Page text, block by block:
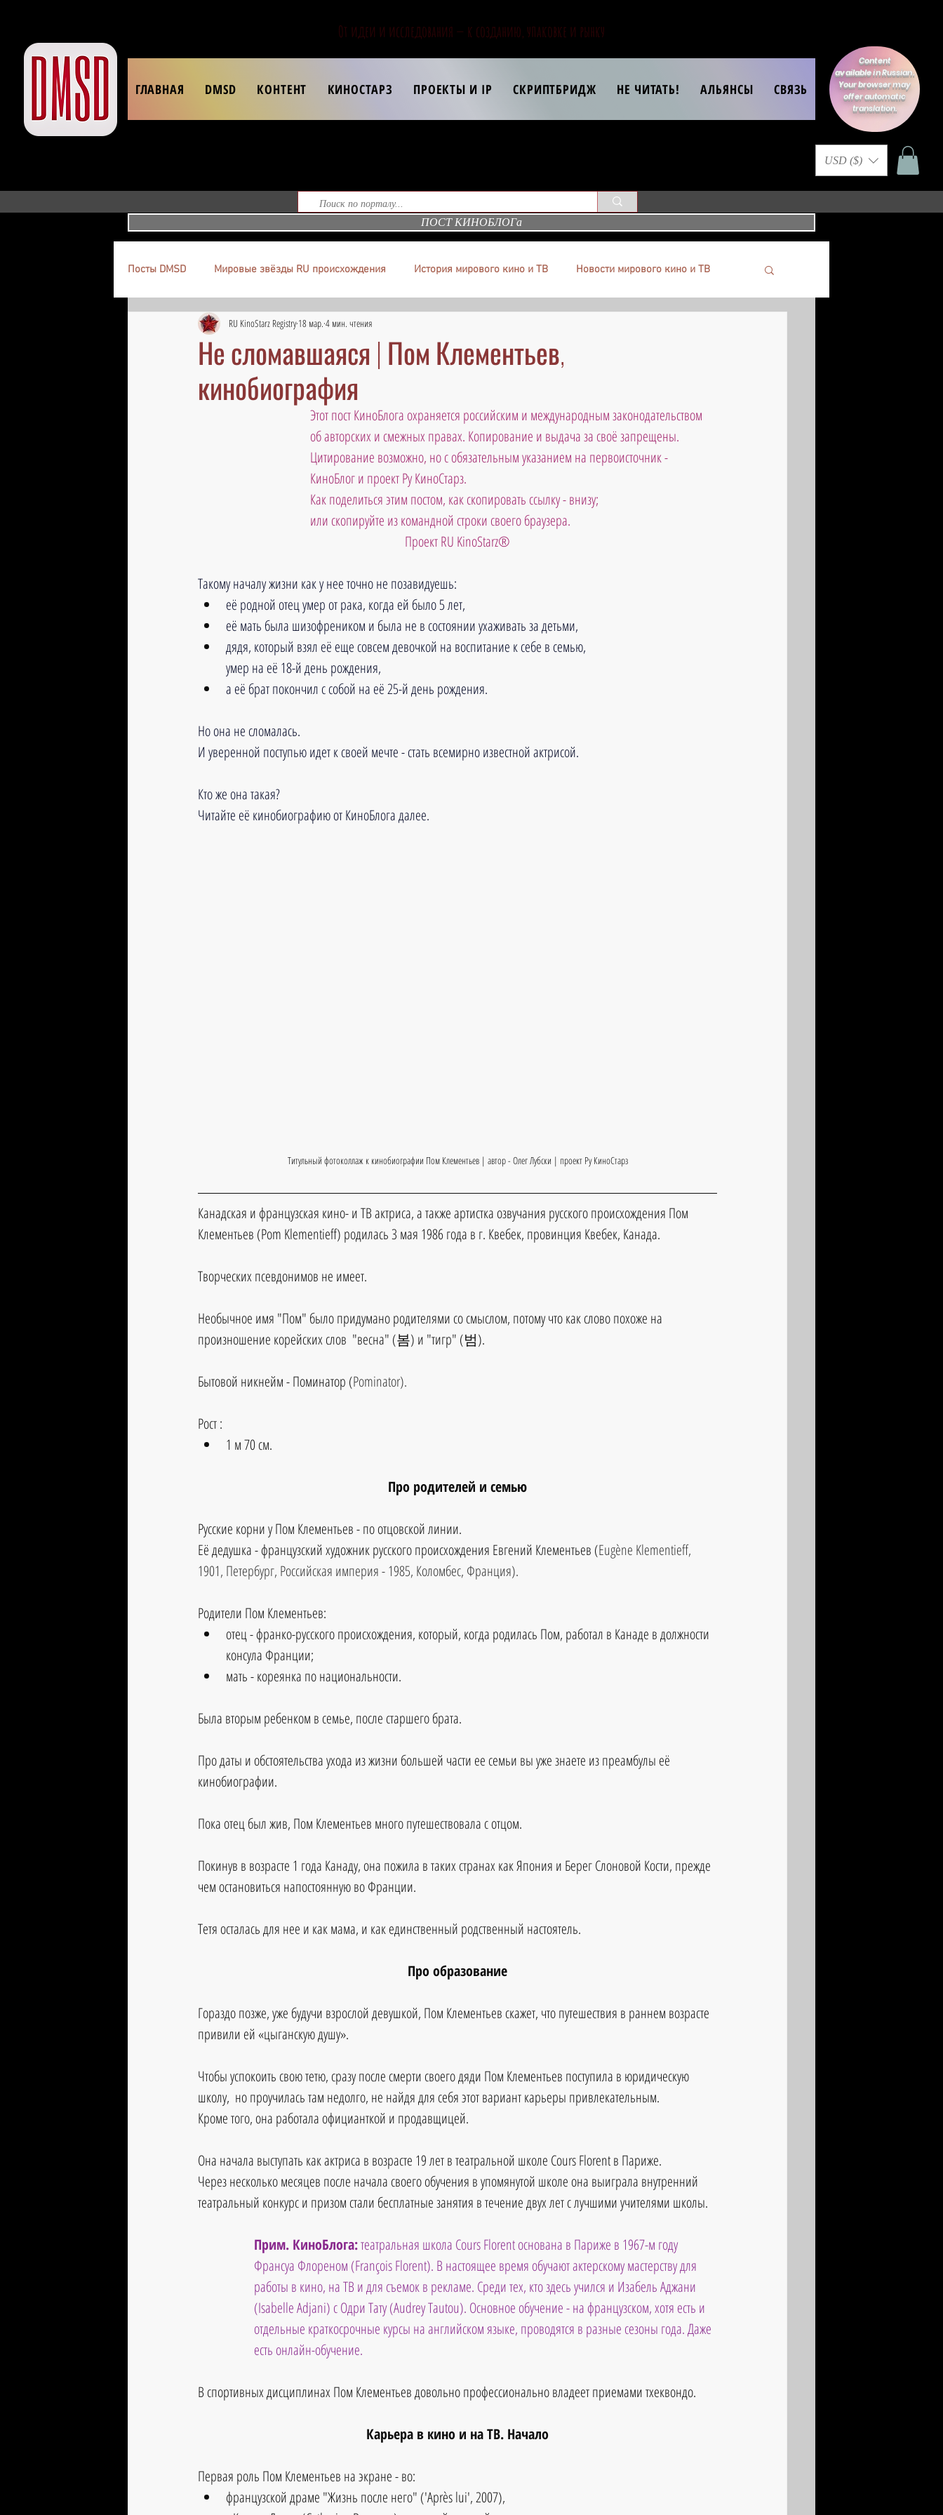
От идеи и исследования — к созданию, упаковке и рынку
ГЛАВНАЯ DMSD КОНТЕНТ КИНОСТАРЗ ПРОЕКТЫ И IP СКРИПТБРИДЖ НЕ ЧИТАТЬ! АЛЬЯНСЫ СВЯЗЬ
Content
available in Russian.
Your browser may
offer automatic
translation.
USD ($)
ПОСТ КИНОБЛОГа
Посты DMSD Мировые звёзды RU происхождения История мирового кино и ТВ Новости мирового кино и ТВ
Не сломавшаяся | Пом Клементьев,
кинобиография
RU KinoStarz Registry 18 мар. 4 мин. чтения
Этот пост КиноБлога охраняется российским и международным законодательством
об авторских и смежных правах. Копирование и выдача за своё запрещены.
Цитирование возможно, но с обязательным указанием на первоисточник -
КиноБлог и проект Ру КиноСтарз.
Как поделиться этим постом, как скопировать ссылку - внизу;
или скопируйте из командной строки своего браузера.
Проект RU KinoStarz®
Такому началу жизни как у нее точно не позавидуешь:
её родной отец умер от рака, когда ей было 5 лет,
её мать была шизофреником и была не в состоянии ухаживать за детьми,
дядя, который взял её еще совсем девочкой на воспитание к себе в семью,
умер на её 18-й день рождения,
а её брат покончил с собой на её 25-й день рождения.
Но она не сломалась.
И уверенной поступью идет к своей мечте - стать всемирно известной актрисой.
Кто же она такая?
Читайте её кинобиографию от КиноБлога далее.
Титульный фотоколлаж к кинобиографии Пом Клементьев | автор - Олег Лубски | проект Ру КиноСтарз
Канадская и французская кино- и ТВ актриса, а также артистка озвучания русского происхождения Пом
Клементьев (Pom Klementieff) родилась 3 мая 1986 года в г. Квебек, провинция Квебек, Канада.
Творческих псевдонимов не имеет.
Необычное имя "Пом" было придумано родителями со смыслом, потому что как слово похоже на
произношение корейских слов  "весна" (봄) и "тигр" (범).
Бытовой никнейм - Поминатор (Pominator).
Рост :
1 м 70 см.
Про родителей и семью
Русские корни у Пом Клементьев - по отцовской линии.
Её дедушка - французский художник русского происхождения Евгений Клементьев (Eugène Klementieff,
1901, Петербург, Российская империя - 1985, Коломбес, Франция).
Родители Пом Клементьев:
отец - франко-русского происхождения, который, когда родилась Пом, работал в Канаде в должности
консула Франции;
мать - кореянка по национальности.
Была вторым ребенком в семье, после старшего брата.
Про даты и обстоятельства ухода из жизни большей части ее семьи вы уже знаете из преамбулы её
кинобиографии.
Пока отец был жив, Пом Клементьев много путешествовала с отцом.
Покинув в возрасте 1 года Канаду, она пожила в таких странах как Япония и Берег Слоновой Кости, прежде
чем остановиться напостоянную во Франции.
Тетя осталась для нее и как мама, и как единственный родственный настоятель.
Про образование
Гораздо позже, уже будучи взрослой девушкой, Пом Клементьев скажет, что путешествия в раннем возрасте
привили ей «цыганскую душу».
Чтобы успокоить свою тетю, сразу после смерти своего дяди Пом Клементьев поступила в юридическую
школу,  но проучилась там недолго, не найдя для себя этот вариант карьеры привлекательным.
Кроме того, она работала официанткой и продавщицей.
Она начала выступать как актриса в возрасте 19 лет в театральной школе Cours Florent в Париже.
Через несколько месяцев после начала своего обучения в упомянутой школе она выиграла внутренний
театральный конкурс и призом стали бесплатные занятия в течение двух лет с лучшими учителями школы.
Прим. КиноБлога: театральная школа Cours Florent основана в Париже в 1967-м году
Франсуа Флореном (François Florent). В настоящее время обучают актерскому мастерству для
работы в кино, на ТВ и для съемок в рекламе. Среди тех, кто здесь учился и Изабель Аджани
(Isabelle Adjani) с Одри Тату (Audrey Tautou). Основное обучение - на французском, хотя есть и
отдельные краткосрочные курсы на английском языке, проводятся в разные сезоны года. Даже
есть онлайн-обучение.
В спортивных дисциплинах Пом Клементьев довольно профессионально владеет приемами тхеквондо.
Карьера в кино и на ТВ. Начало
Первая роль Пом Клементьев на экране - во:
французской драме "Жизнь после него" ('Après lui', 2007),